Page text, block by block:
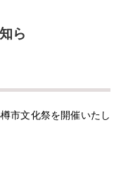
ら
市文化祭を開催いたし